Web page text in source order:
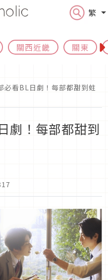
繁
關西近畿 關東
必看BL日劇！每部都甜到蛀
劇！每部都甜到